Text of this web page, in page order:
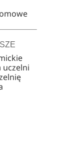
uczelni